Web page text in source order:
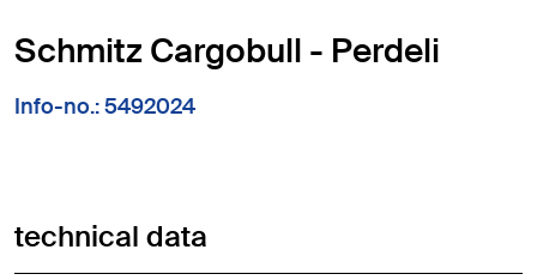
Schmitz Cargobull - Perdeli
Info-no.: 5492024
technical data